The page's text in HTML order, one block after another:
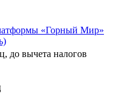
«Горный Мир»
до вычета налогов